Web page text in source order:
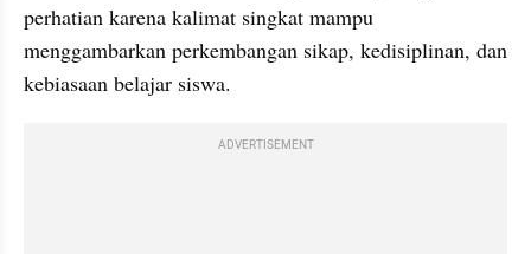
perhatian karena kalimat singkat mampu
menggambarkan perkembangan sikap, kedisiplinan, dan
kebiasaan belajar siswa.
ADVERTISEMENT